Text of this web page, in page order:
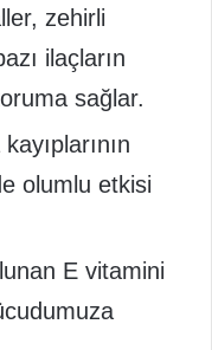
zehirli
ilaçların
sağlar.
olumlu etkisi
E vitamini